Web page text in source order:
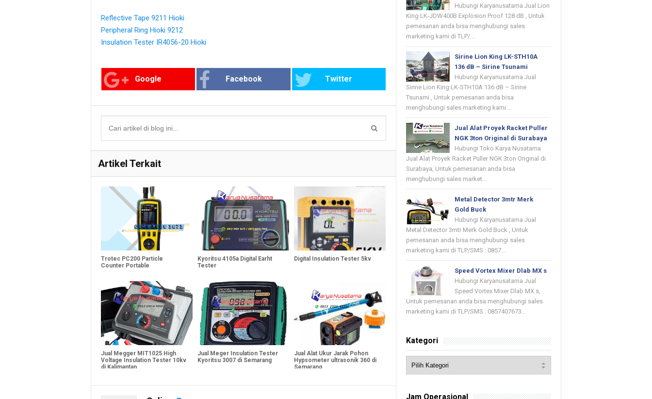
Reflective Tape 9211 Hioki
Peripheral Ring Hioki 9212
Insulation Tester IR4056-20 Hioki
Google Facebook Twitter
Artikel Terkait
Trotec PC200 Particle
Counter Portable
Kyoritsu 4105a Digital Earht
Tester
Digital Insulation Tester 5kv
Jual Megger MIT1025 High
Voltage Insulation Tester 10kv
di Kalimantan
Jual Meger Insulation Tester
Kyoritsu 3007 di Semarang
Jual Alat Ukur Jarak Pohon
Hypsometer ultrasonik 360 di
Semarang
Hubungi Karyanusatama Jual Lion
King LK-JDW400B Explosion Proof 128 dB , Untuk
pemesanan anda bisa menghubungi sales
marketing kami di TLP/...
Sirine Lion King LK-STH10A
136 dB – Sirine Tsunami
Hubungi Karyanusatama Jual
Sirine Lion King LK-STH10A 136 dB – Sirine
Tsunami , Untuk pemesanan anda bisa
menghubungi sales marketing kami ...
Jual Alat Proyek Racket Puller
NGK 3ton Original di Surabaya
Hubungi Toko Karya Nusatama
Jual Alat Proyek Racket Puller NGK 3ton Original di
Surabaya, Untuk pemesanan anda bisa
menghubungi sales market...
Metal Detector 3mtr Merk
Gold Buck
Hubungi Karyanusatama Jual
Metal Detector 3mtr Merk Gold Buck , Untuk
pemesanan anda bisa menghubungi sales
marketing kami di TLP/SMS : 0857...
Speed Vortex Mixer Dlab MX s
Hubungi Karyanusatama Jual
Speed Vortex Mixer Dlab MX s,
Untuk pemesanan anda bisa menghubungi sales
marketing kami di TLP/SMS : 0857407673...
Kategori
Jam Operasional